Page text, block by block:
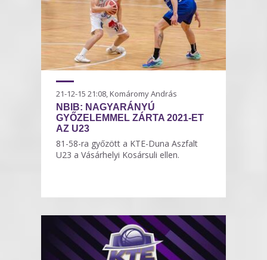
21-12-15 21:08, Komáromy András
NBIB: NAGYARÁNYÚ
GYŐZELEMMEL ZÁRTA 2021-ET
AZ U23
81-58-ra győzött a KTE-Duna Aszfalt
U23 a Vásárhelyi Kosársuli ellen.